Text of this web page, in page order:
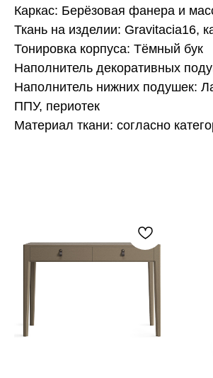
Каркас: Берёзовая фанера и
Ткань на изделии: Gravitacia16,
Тонировка корпуса: Тёмный бук
Наполнитель декоративных
Наполнитель нижних подушек:
ППУ, периотек
Материал ткани: согласно